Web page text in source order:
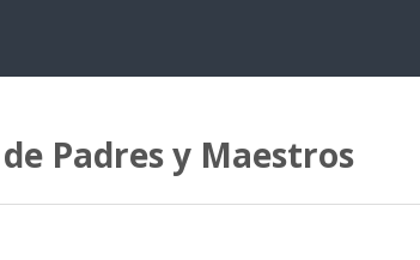
Padres y Maestros